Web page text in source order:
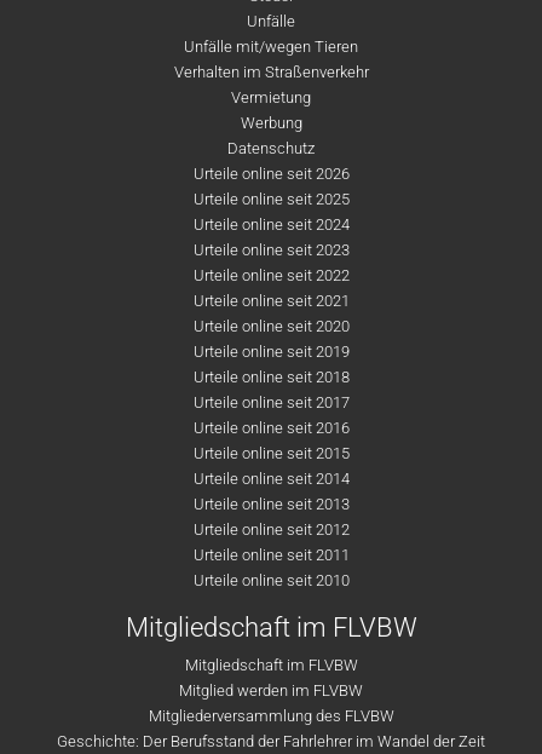
Unfälle
Unfälle mit/wegen Tieren
Verhalten im Straßenverkehr
Vermietung
Werbung
Datenschutz
Urteile online seit 2026
Urteile online seit 2025
Urteile online seit 2024
Urteile online seit 2023
Urteile online seit 2022
Urteile online seit 2021
Urteile online seit 2020
Urteile online seit 2019
Urteile online seit 2018
Urteile online seit 2017
Urteile online seit 2016
Urteile online seit 2015
Urteile online seit 2014
Urteile online seit 2013
Urteile online seit 2012
Urteile online seit 2011
Urteile online seit 2010
Mitgliedschaft im FLVBW
Mitgliedschaft im FLVBW
Mitglied werden im FLVBW
Mitgliederversammlung des FLVBW
Geschichte: Der Berufsstand der Fahrlehrer im Wandel der Zeit